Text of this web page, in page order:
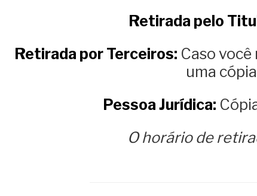
Retirada pelo
Retirada por Terceiros: Caso
uma
Pessoa Jurídica:
O horário de